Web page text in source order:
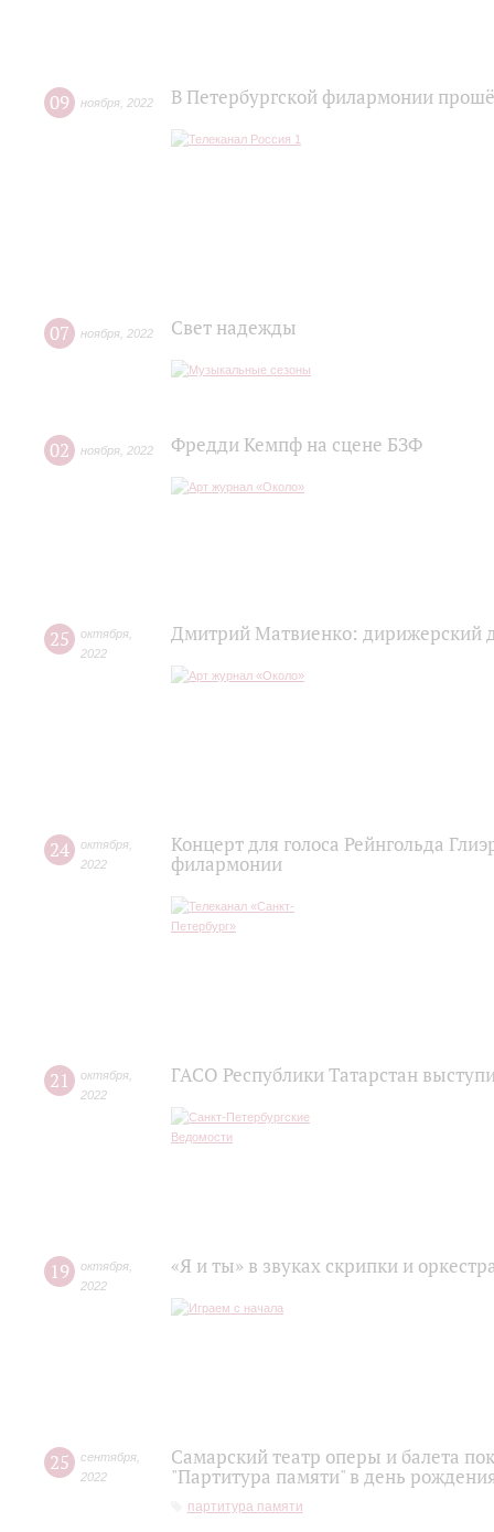
09 ноября 2022 В Петербургской филармонии
07 ноября 2022 Свет надежды
02 ноября 2022 Фредди Кемпф на сцене БЗФ
25 октября
2022
Дмитрий Матвиенко: дирижерский
24 октября
2022
Концерт для голоса Рейнгольда
филармонии
21 октября
2022
ГАСО Республики Татарстан
19 октября
2022
«Я и ты» в звуках скрипки и
25 сентября
2022
Самарский театр оперы и балета
"Партитура памяти" в день
партитура памяти